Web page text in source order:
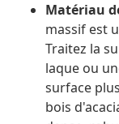
Matériau
massif est
Traitez la
laque ou
surface
bois